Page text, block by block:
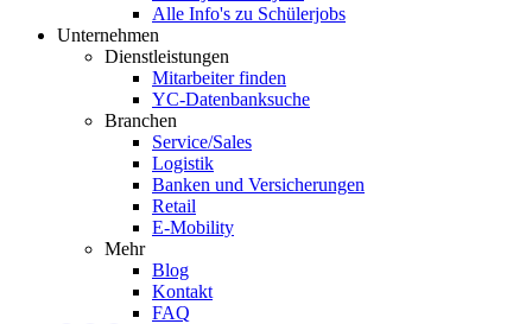
Alle Info's zu Schülerjobs
Unternehmen
Dienstleistungen
Mitarbeiter finden
YC-Datenbanksuche
Branchen
Service/Sales
Logistik
Banken und Versicherungen
Retail
E-Mobility
Mehr
Blog
Kontakt
FAQ